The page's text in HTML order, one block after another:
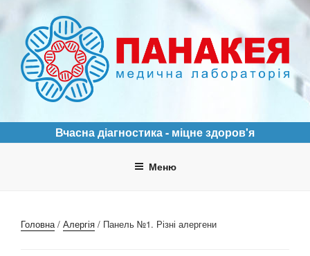
вмісту
ПАНАКЕЯ
Вчасна діагностика - міцне здоров'я
Меню
Головна/ Алергія / Панель №1. Різні алергени